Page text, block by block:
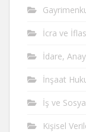
İcra ve
İdare,
İnşaat
İş ve
Kişisel